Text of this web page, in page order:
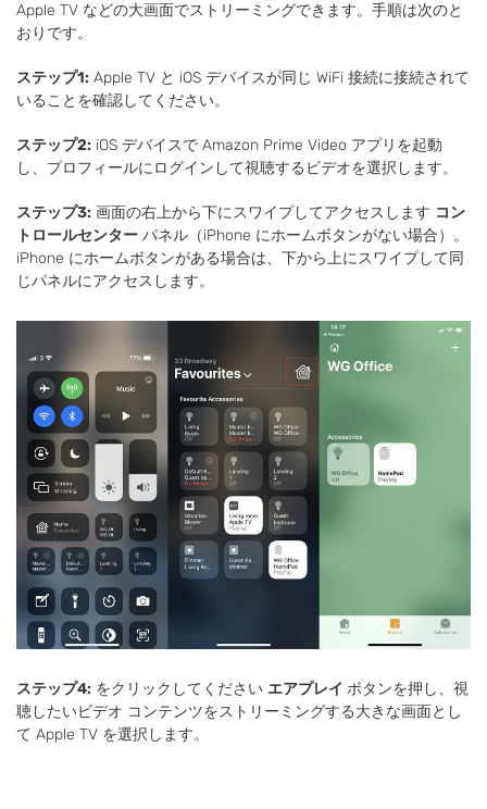
Apple TV などの大画面でストリーミングできます。手順は次のと
おりです。
ステップ1: Apple TV と iOS デバイスが同じ WiFi 接続に接続されて
いることを確認してください。
ステップ2: iOS デバイスで Amazon Prime Video アプリを起動
し、プロフィールにログインして視聴するビデオを選択します。
ステップ3: 画面の右上から下にスワイプしてアクセスします コン
トロールセンター パネル（iPhone にホームボタンがない場合）。
iPhone にホームボタンがある場合は、下から上にスワイプして同
じパネルにアクセスします。
ステップ4: をクリックしてください エアプレイ ボタンを押し、視
聴したいビデオ コンテンツをストリーミングする大きな画面とし
て Apple TV を選択します。